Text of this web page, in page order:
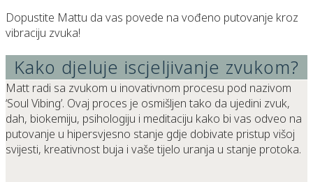
Dopustite Mattu da vas povede na vođeno putovanje kroz
vibraciju zvuka!
Kako djeluje iscjeljivanje zvukom?
Matt radi sa zvukom u inovativnom procesu pod nazivom
‘Soul Vibing’. Ovaj proces je osmišljen tako da ujedini zvuk,
dah, biokemiju, psihologiju i meditaciju kako bi vas odveo na
putovanje u hipersvjesno stanje gdje dobivate pristup višoj
svijesti, kreativnost buja i vaše tijelo uranja u stanje protoka.